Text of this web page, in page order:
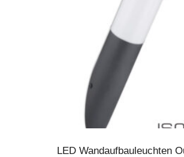
LED Wandaufbauleuchten